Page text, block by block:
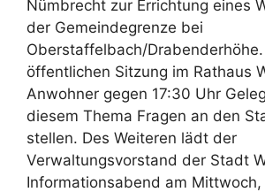
Nümbrecht zur Errichtung eines
der Gemeindegrenze bei
Oberstaffelbach/
öffentlichen Sitzung im Rathaus
Anwohner gegen 17:30 Uhr
diesem Thema Fragen an den
stellen. Des Weiteren lädt der
Verwaltungsvorstand der Stadt
Informationsabend am Mittwoch,